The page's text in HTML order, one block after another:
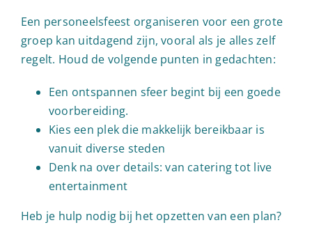
Een personeelsfeest organiseren voor een grote
groep kan uitdagend zijn, vooral als je alles zelf
regelt. Houd de volgende punten in gedachten:
Een ontspannen sfeer begint bij een goede
voorbereiding.
Kies een plek die makkelijk bereikbaar is
vanuit diverse steden
Denk na over details: van catering tot live
entertainment
Heb je hulp nodig bij het opzetten van een plan?